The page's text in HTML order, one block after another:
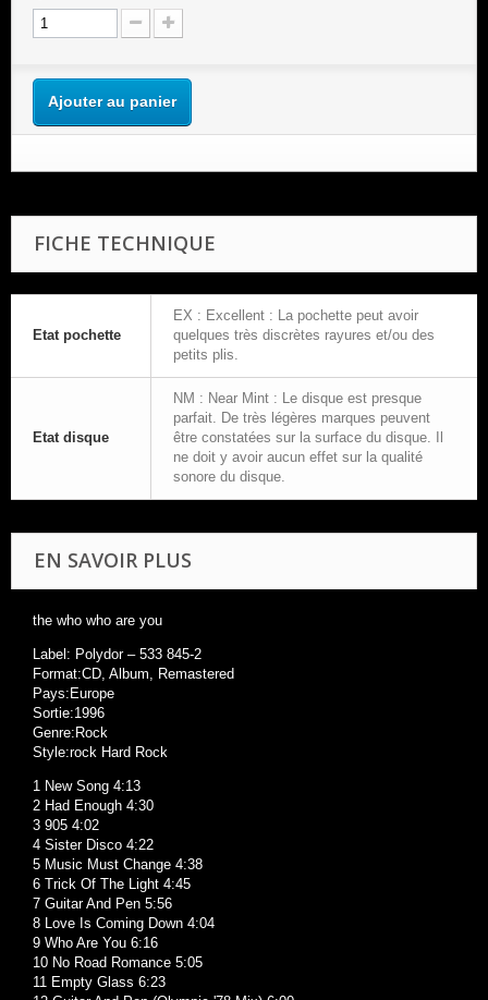
Ajouter au panier
FICHE TECHNIQUE
Etat pochette
EX : Excellent : La pochette peut avoir
quelques très discrètes rayures et/ou des
petits plis.
Etat disque
NM : Near Mint : Le disque est presque
parfait. De très légères marques peuvent
être constatées sur la surface du disque. Il
ne doit y avoir aucun effet sur la qualité
sonore du disque.
EN SAVOIR PLUS
the who who are you
Label: Polydor – 533 845-2
Format:CD, Album, Remastered
Pays:Europe
Sortie:1996
Genre:Rock
Style:rock Hard Rock
1 New Song 4:13
2 Had Enough 4:30
3 905 4:02
4 Sister Disco 4:22
5 Music Must Change 4:38
6 Trick Of The Light 4:45
7 Guitar And Pen 5:56
8 Love Is Coming Down 4:04
9 Who Are You 6:16
10 No Road Romance 5:05
11 Empty Glass 6:23